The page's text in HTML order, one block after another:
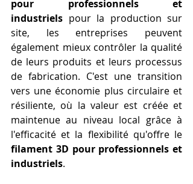
pour professionnels et
industriels pour la production sur
site, les entreprises peuvent
également mieux contrôler la qualité
de leurs produits et leurs processus
de fabrication. C'est une transition
vers une économie plus circulaire et
résiliente, où la valeur est créée et
maintenue au niveau local grâce à
filament 3D pour professionnels et
industriels.